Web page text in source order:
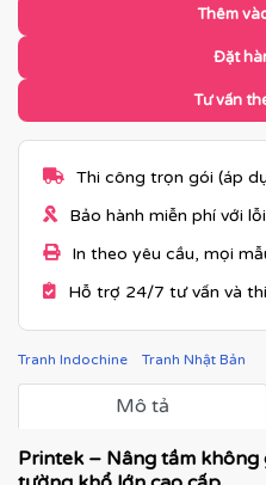
Thêm
Đặt
Tư vấn
Thi công trọn gói (áp
Bảo hành miễn phí với
In theo yêu cầu, mọi
Hỗ trợ 24/7 tư vấn và
Tranh Indochine Tranh Nhật Bản
Mô tả
Printek – Nâng tầm không